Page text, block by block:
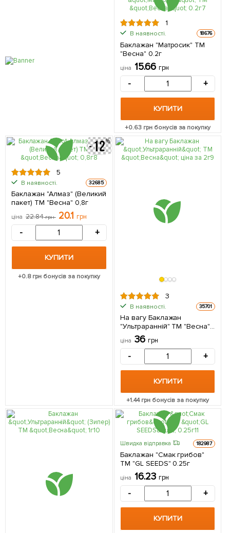
1
В наявності. 18676
Баклажан "Матросик" ТМ
"Весна" 0.2г
ціна 15.66 грн
- +
КУПИТИ
+0.63грн бонусів за покупку
5
В наявності. 32685
Баклажан "Алмаз" (Великий
пакет) ТМ "Весна" 0,8г
ціна 22.84грн 20.1 грн
- +
КУПИТИ
+0.8грн бонусів за покупку
3
В наявності. 35701
На вагу Баклажан
"Ультраранній" ТМ "Весна"
ціна за 2г
ціна 36 грн
- +
КУПИТИ
+1.44грн бонусів за покупку
Швидка відправка 182987
Баклажан "Смак грибов"
ТМ "GL SEEDS" 0.25г
ціна 16.23 грн
- +
КУПИТИ